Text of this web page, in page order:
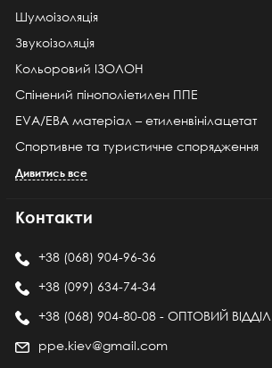
Шумоізоляція
Звукоізоляція
Кольоровий ІЗОЛОН
Спінений пінополіетилен ППЕ
EVA/ЕВА матеріал – етиленвінілацетат
Спортивне та туристичне спорядження
Дивитись все
Контакти
+38 (068) 904-96-36
+38 (099) 634-74-34
+38 (068) 904-80-08 - ОПТОВИЙ ВІДДІЛ
ppe.kiev@gmail.com